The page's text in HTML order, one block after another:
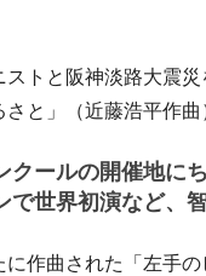
トと阪神淡路大震
さと」（近藤浩平作
クールの開催地に
で世界初演など、
に作曲された「左手